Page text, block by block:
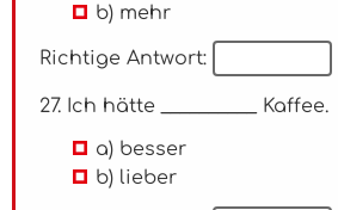
b) mehr
Richtige Antwort:
27. Ich hätte __________ Kaffee.
a) besser
b) lieber